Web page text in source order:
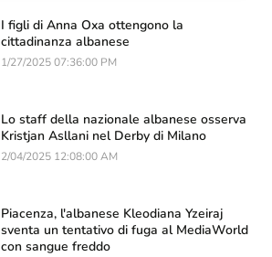
I figli di Anna Oxa ottengono la
cittadinanza albanese
1/27/2025 07:36:00 PM
Lo staff della nazionale albanese osserva
Kristjan Asllani nel Derby di Milano
2/04/2025 12:08:00 AM
Piacenza, l'albanese Kleodiana Yzeiraj
sventa un tentativo di fuga al MediaWorld
con sangue freddo